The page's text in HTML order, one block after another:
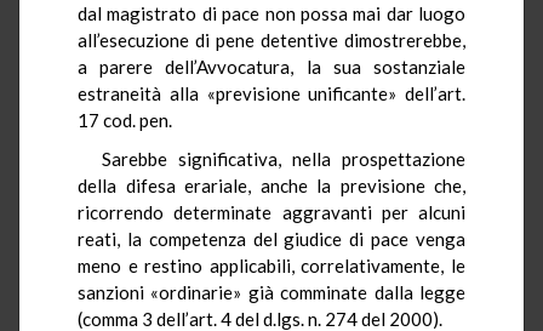
dal magistrato di pace non possa mai dar luogo
all’esecuzione di pene detentive dimostrerebbe,
a parere dell’Avvocatura, la sua sostanziale
estraneità alla «previsione unificante» dell’art.
17 cod. pen.
Sarebbe significativa, nella prospettazione
della difesa erariale, anche la previsione che,
ricorrendo determinate aggravanti per alcuni
reati, la competenza del giudice di pace venga
meno e restino applicabili, correlativamente, le
sanzioni «ordinarie» già comminate dalla legge
(comma 3 dell’art. 4 del d.lgs. n. 274 del 2000).